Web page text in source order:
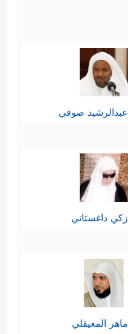
عبدالرشيد صوفي
زكي داغستاني
ماهر المعيقلي